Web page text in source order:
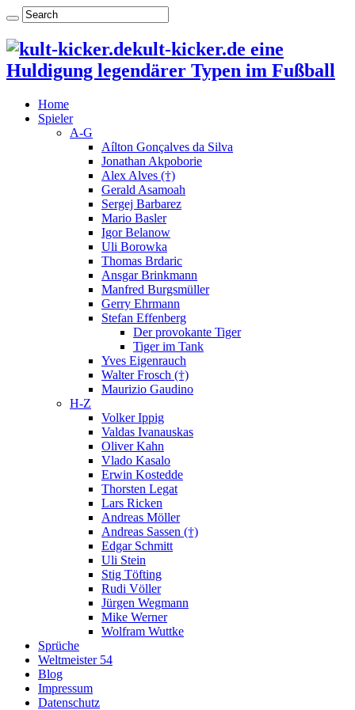
kult-kicker.de eine
Huldigung legendärer Typen im Fußball
Home
Spieler
A-G
Aílton Gonçalves da Silva
Jonathan Akpoborie
Alex Alves (†)
Gerald Asamoah
Sergej Barbarez
Mario Basler
Igor Belanow
Uli Borowka
Thomas Brdaric
Ansgar Brinkmann
Manfred Burgsmüller
Gerry Ehrmann
Stefan Effenberg
Der provokante Tiger
Tiger im Tank
Yves Eigenrauch
Walter Frosch (†)
Maurizio Gaudino
H-Z
Volker Ippig
Valdas Ivanauskas
Oliver Kahn
Vlado Kasalo
Erwin Kostedde
Thorsten Legat
Lars Ricken
Andreas Möller
Andreas Sassen (†)
Edgar Schmitt
Uli Stein
Stig Töfting
Rudi Völler
Jürgen Wegmann
Mike Werner
Wolfram Wuttke
Sprüche
Weltmeister 54
Blog
Impressum
Datenschutz